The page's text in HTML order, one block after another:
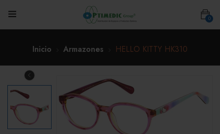
0
Inicio Armazones HELLO KITTY HK310